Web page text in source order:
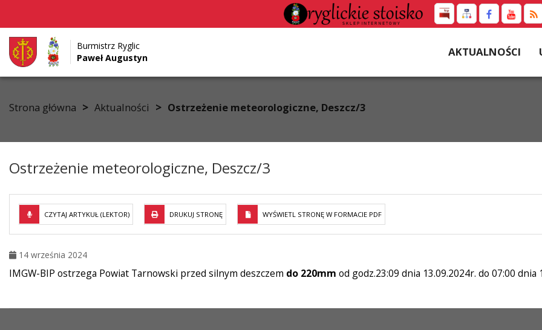
Przejdź do menu
Przejdź do głównej treści strony
Przejdź do stopki strony
Burmistrz Ryglic
Paweł Augustyn
AKTUALNOŚCI
Strona główna > Aktualności > Ostrzeżenie meteorologiczne, Deszcz/3
Ostrzeżenie meteorologiczne, Deszcz/3
CZYTAJ ARTYKUŁ (LEKTOR) DRUKUJ STRONĘ WYŚWIETL STRONĘ W FORMACIE PDF
14 września 2024
IMGW-BIP ostrzega Powiat Tarnowski przed silnym deszczem do 220mm od godz.23:09 dnia 13.09.2024r. do 07:00 dnia